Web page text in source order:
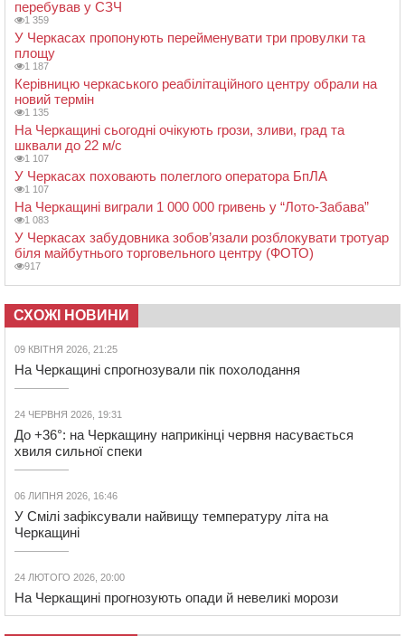
перебував у СЗЧ
1 359
У Черкасах пропонують перейменувати три провулки та
площу
1 187
Керівницю черкаського реабілітаційного центру обрали на
новий термін
1 135
На Черкащині сьогодні очікують грози, зливи, град та
шквали до 22 м/с
1 107
У Черкасах поховають полеглого оператора БпЛА
1 107
На Черкащині виграли 1 000 000 гривень у “Лото-Забава”
1 083
У Черкасах забудовника зобов’язали розблокувати тротуар
біля майбутнього торговельного центру (ФОТО)
917
СХОЖІ НОВИНИ
09 КВІТНЯ 2026, 21:25
На Черкащині спрогнозували пік похолодання
24 ЧЕРВНЯ 2026, 19:31
До +36°: на Черкащину наприкінці червня насувається
хвиля сильної спеки
06 ЛИПНЯ 2026, 16:46
У Смілі зафіксували найвищу температуру літа на
Черкащині
24 ЛЮТОГО 2026, 20:00
На Черкащині прогнозують опади й невеликі морози